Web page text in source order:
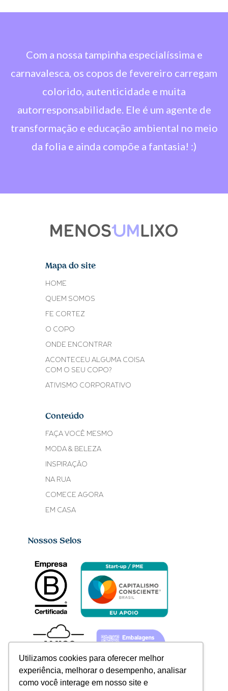
Utilizamos cookies para oferecer melhor
experiência, melhorar o desempenho, analisar
como você interage em nosso site e
Com a nossa tampinha especialíssima e
carnavalesca, os copos de fevereiro carregam
colorido, autenticidade e muita
autorresponsabilidade. Ele é um agente de
transformação e educação ambiental no meio
da folia e ainda compõe a fantasia! :)
Mapa do site
HOME
QUEM SOMOS
FE CORTEZ
O COPO
ONDE ENCONTRAR
ACONTECEU ALGUMA COISA
COM O SEU COPO?
ATIVISMO CORPORATIVO
Conteúdo
FAÇA VOCÊ MESMO
MODA & BELEZA
INSPIRAÇÃO
NA RUA
COMECE AGORA
EM CASA
Nossos Selos